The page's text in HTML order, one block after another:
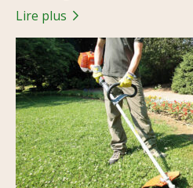
Lire plus